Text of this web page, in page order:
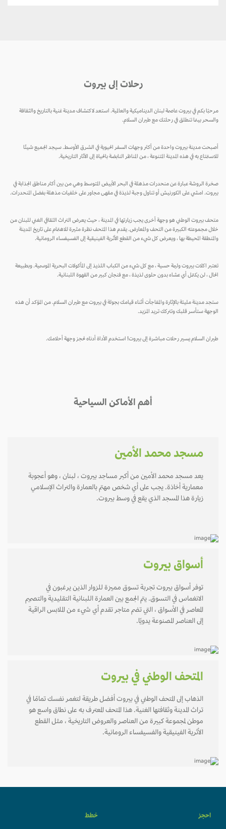
رحلات إلى بيروت
مرحبًا بكم في بيروت عاصمة لبنان الديناميكية والعالمية. استعد لاكتشاف مدينة غنية بالتاريخ والثقافة
والسحر بينما تنطلق في رحلتك مع طيران السلام.
أصبحت مدينة بيروت واحدة من أكثر وجهات السفر الحيوية في الشرق الأوسط. سيجد الجميع شيئًا
للاستمتاع به في هذه المدينة المتنوعة ، من المناظر النابضة بالحياة إلى الآثار التاريخية.
صخرة الروشة عبارة عن منحدرات مذهلة في البحر الأبيض المتوسط ​​وهي من بين أكثر مناطق الجذابة في
بيروت. امشي على الكورنيش أو تناول وجبة لذيذة في مقهى مجاور على خلفيات مذهلة بفضل المنحدرات.
متحف بيروت الوطني هو وجهة أخرى يجب زيارتها في المدينة ، حيث يعرض التراث الثقافي الغني للبنان من
خلال مجموعته الكبيرة من التحف والمعارض. يقدم هذا المتحف نظرة مثيرة للاهتمام على تاريخ المدينة
والمنطقة المحيطة بها ، ويعرض كل شيء من القطع الأثرية الفينيقية إلى الفسيفساء الرومانية.
تعتبر اكلات بيروت وليمة حسية ، مع كل شيء من الكباب اللذيذ إلى المأكولات البحرية الموسمية. وبطبيعة
الحال ، لن يكتمل أي عشاء بدون حلوى لذيذة ، مع فنجان كبير من القهوة اللبنانية.
ستجد مدينة مليئة بالإثارة والمفاجآت أثناء قيامك بجولة في بيروت مع طيران السلام. من المؤكد أن هذه
الوجهة ستأسر قلبك وتتركك تريد المزيد.
طيران السلام يسير رحلات مباشرة إلى بيروت! استخدم الأداة أدناه لحجز وجهة أحلامك.
أهم الأماكن السياحية
مسجد محمد الأمين
يعد مسجد محمد الأمين من أكبر مساجد بيروت ، لبنان ، وهو أعجوبة
معمارية أخاذة. يجب على أي شخص مهتم بالعمارة والتراث الإسلامي
زيارة هذا المسجد الذي يقع في وسط بيروت.
أسواق بيروت
توفر أسواق بيروت تجربة تسوق مميزة للزوار الذين يرغبون في
الانغماس في التسوق. يتم الجمع بين العمارة اللبنانية التقليدية والتصميم
المعاصر في الأسواق ، التي تضم متاجر تقدم أي شيء من الملابس الراقية
إلى العناصر المصنوعة يدويًا.
المتحف الوطني في بيروت
الذهاب إلى المتحف الوطني في بيروت أفضل طريقة لتغمر نفسك تمامًا في
تراث المدينة وثقافتها الغنية. هذا المتحف المعترف به على نطاق واسع هو
موطن لمجموعة كبيرة من العناصر والعروض التاريخية ، مثل القطع
الأثرية الفينيقية والفسيفساء الرومانية.
احجز خطط